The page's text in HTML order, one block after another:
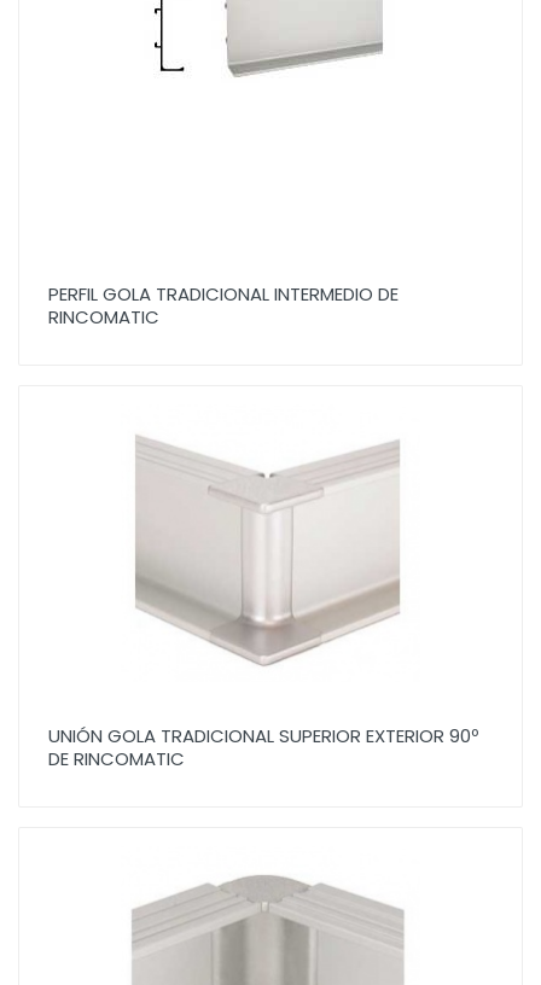
PERFIL GOLA TRADICIONAL INTERMEDIO DE
RINCOMATIC
UNIÓN GOLA TRADICIONAL SUPERIOR EXTERIOR 90º
DE RINCOMATIC